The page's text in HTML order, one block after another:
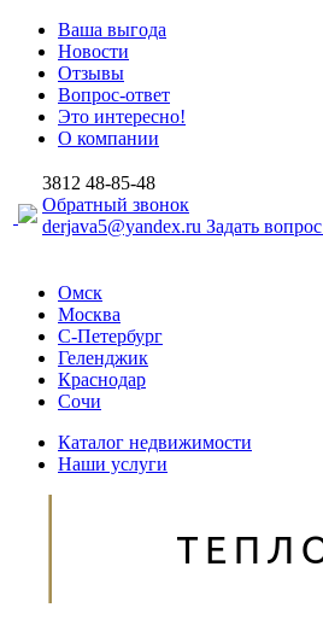
Ваша выгода
Новости
Отзывы
Вопрос-ответ
Это интересно!
О компании
3812 48-85-48
Обратный звонок
derjava5@yandex.ru Задать вопрос
Омск
Москва
С-Петербург
Геленджик
Краснодар
Сочи
Каталог недвижимости
Наши услуги